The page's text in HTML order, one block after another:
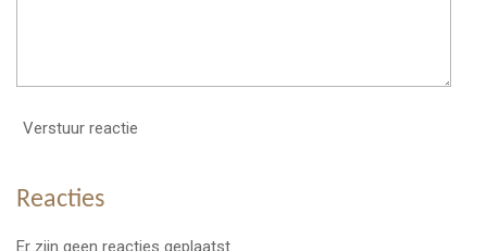
Verstuur reactie
Reacties
Er zijn geen reacties geplaatst.